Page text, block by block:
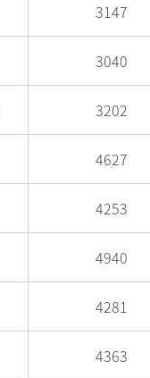
3147
3040
3202
4627
4253
4940
4281
4363